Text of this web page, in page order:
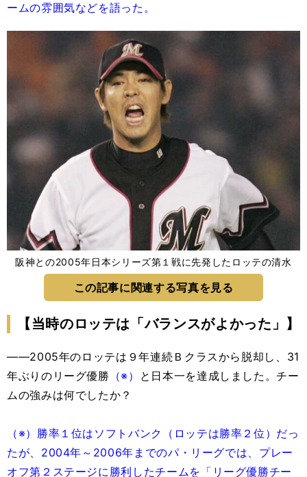
ームの雰囲気などを語った。
阪神との2005年日本シリーズ第１戦に先発したロッテの清水
この記事に関連する写真を見る
【当時のロッテは「バランスがよかった」】
――2005年のロッテは９年連続Ｂクラスから脱却し、31
年ぶりのリーグ優勝 （※）
と日本一を達成しました。チー
ムの強みは何でしたか？
（※）勝率１位はソフトバンク（ロッテは勝率２位）だっ
たが、2004年～2006年までのパ・リーグでは、プレー
オフ第２ステージに勝利したチームを「リーグ優勝チー